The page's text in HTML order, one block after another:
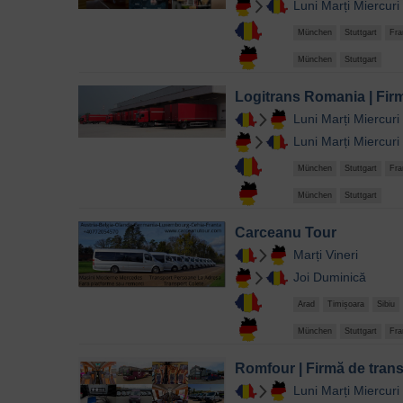
Luni Marți Miercuri
München Stuttgart
München Stuttgart
Logitrans Romania |
Luni Marți Miercuri
Luni Marți Miercuri
München Stuttgart
München Stuttgart
Carceanu Tour
Marți Vineri
Joi Duminică
Arad Timișoara Sibiu
München Stuttgart
Romfour | Firmă de
Luni Marți Miercuri